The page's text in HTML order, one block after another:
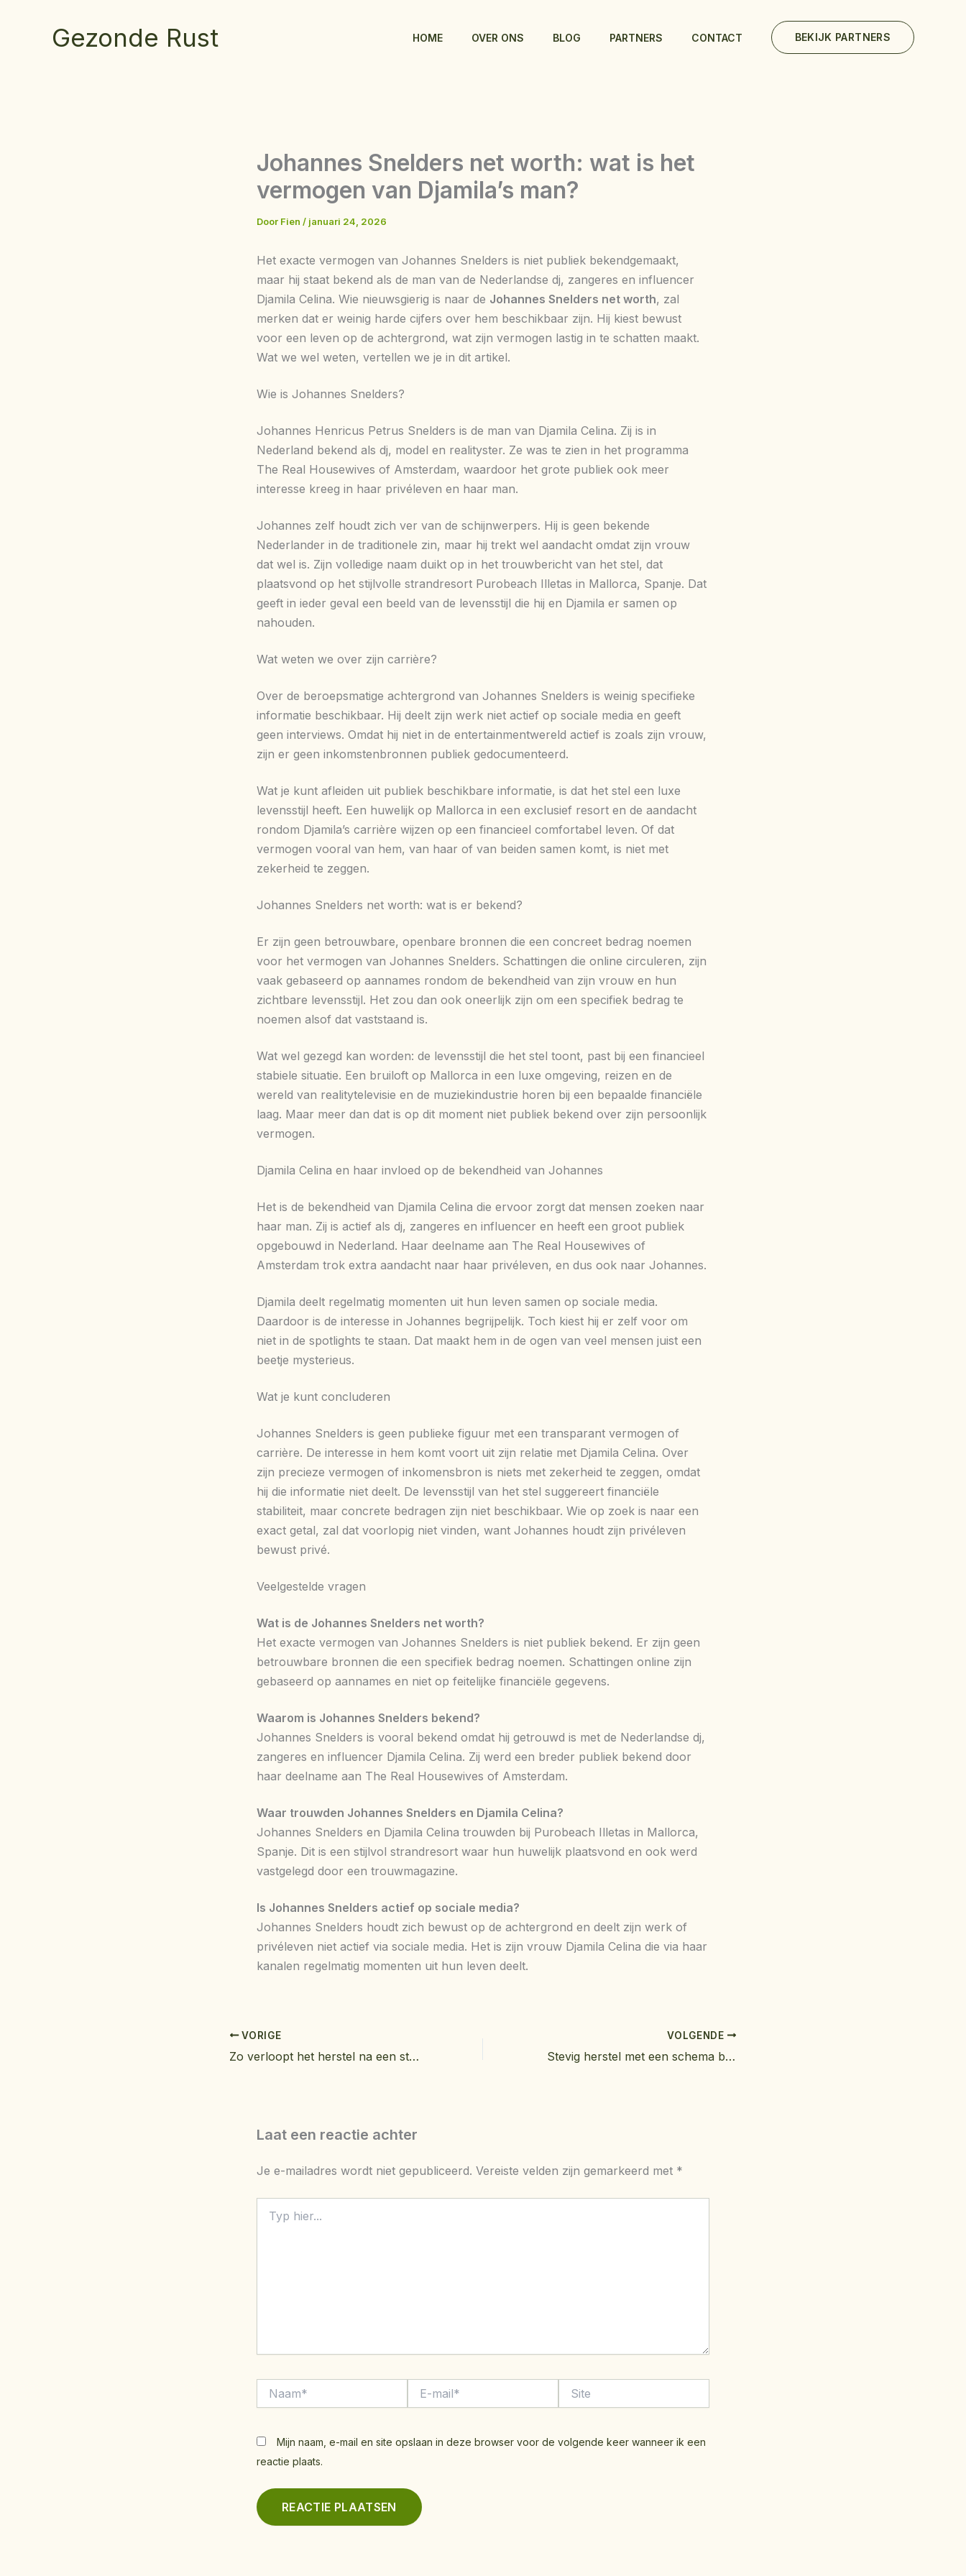
Gezonde Rust HOME OVER ONS BLOG PARTNERS CONTACT BEKIJK PARTNERS
Johannes Snelders net worth: wat is het
vermogen van Djamila’s man?
Door Fien / januari 24, 2026
Het exacte vermogen van Johannes Snelders is niet publiek bekendgemaakt,
maar hij staat bekend als de man van de Nederlandse dj, zangeres en influencer
Djamila Celina. Wie nieuwsgierig is naar de Johannes Snelders net worth, zal
merken dat er weinig harde cijfers over hem beschikbaar zijn. Hij kiest bewust
voor een leven op de achtergrond, wat zijn vermogen lastig in te schatten maakt.
Wat we wel weten, vertellen we je in dit artikel.
Wie is Johannes Snelders?
Johannes Henricus Petrus Snelders is de man van Djamila Celina. Zij is in
Nederland bekend als dj, model en realityster. Ze was te zien in het programma
The Real Housewives of Amsterdam, waardoor het grote publiek ook meer
interesse kreeg in haar privéleven en haar man.
Johannes zelf houdt zich ver van de schijnwerpers. Hij is geen bekende
Nederlander in de traditionele zin, maar hij trekt wel aandacht omdat zijn vrouw
dat wel is. Zijn volledige naam duikt op in het trouwbericht van het stel, dat
plaatsvond op het stijlvolle strandresort Purobeach Illetas in Mallorca, Spanje. Dat
geeft in ieder geval een beeld van de levensstijl die hij en Djamila er samen op
nahouden.
Wat weten we over zijn carrière?
Over de beroepsmatige achtergrond van Johannes Snelders is weinig specifieke
informatie beschikbaar. Hij deelt zijn werk niet actief op sociale media en geeft
geen interviews. Omdat hij niet in de entertainmentwereld actief is zoals zijn vrouw,
zijn er geen inkomstenbronnen publiek gedocumenteerd.
Wat je kunt afleiden uit publiek beschikbare informatie, is dat het stel een luxe
levensstijl heeft. Een huwelijk op Mallorca in een exclusief resort en de aandacht
rondom Djamila’s carrière wijzen op een financieel comfortabel leven. Of dat
vermogen vooral van hem, van haar of van beiden samen komt, is niet met
zekerheid te zeggen.
Johannes Snelders net worth: wat is er bekend?
Er zijn geen betrouwbare, openbare bronnen die een concreet bedrag noemen
voor het vermogen van Johannes Snelders. Schattingen die online circuleren, zijn
vaak gebaseerd op aannames rondom de bekendheid van zijn vrouw en hun
zichtbare levensstijl. Het zou dan ook oneerlijk zijn om een specifiek bedrag te
noemen alsof dat vaststaand is.
Wat wel gezegd kan worden: de levensstijl die het stel toont, past bij een financieel
stabiele situatie. Een bruiloft op Mallorca in een luxe omgeving, reizen en de
wereld van realitytelevisie en de muziekindustrie horen bij een bepaalde financiële
laag. Maar meer dan dat is op dit moment niet publiek bekend over zijn persoonlijk
vermogen.
Djamila Celina en haar invloed op de bekendheid van Johannes
Het is de bekendheid van Djamila Celina die ervoor zorgt dat mensen zoeken naar
haar man. Zij is actief als dj, zangeres en influencer en heeft een groot publiek
opgebouwd in Nederland. Haar deelname aan The Real Housewives of
Amsterdam trok extra aandacht naar haar privéleven, en dus ook naar Johannes.
Djamila deelt regelmatig momenten uit hun leven samen op sociale media.
Daardoor is de interesse in Johannes begrijpelijk. Toch kiest hij er zelf voor om
niet in de spotlights te staan. Dat maakt hem in de ogen van veel mensen juist een
beetje mysterieus.
Wat je kunt concluderen
Johannes Snelders is geen publieke figuur met een transparant vermogen of
carrière. De interesse in hem komt voort uit zijn relatie met Djamila Celina. Over
zijn precieze vermogen of inkomensbron is niets met zekerheid te zeggen, omdat
hij die informatie niet deelt. De levensstijl van het stel suggereert financiële
stabiliteit, maar concrete bedragen zijn niet beschikbaar. Wie op zoek is naar een
exact getal, zal dat voorlopig niet vinden, want Johannes houdt zijn privéleven
bewust privé.
Veelgestelde vragen
Wat is de Johannes Snelders net worth?
Het exacte vermogen van Johannes Snelders is niet publiek bekend. Er zijn geen
betrouwbare bronnen die een specifiek bedrag noemen. Schattingen online zijn
gebaseerd op aannames en niet op feitelijke financiële gegevens.
Waarom is Johannes Snelders bekend?
Johannes Snelders is vooral bekend omdat hij getrouwd is met de Nederlandse dj,
zangeres en influencer Djamila Celina. Zij werd een breder publiek bekend door
haar deelname aan The Real Housewives of Amsterdam.
Waar trouwden Johannes Snelders en Djamila Celina?
Johannes Snelders en Djamila Celina trouwden bij Purobeach Illetas in Mallorca,
Spanje. Dit is een stijlvol strandresort waar hun huwelijk plaatsvond en ook werd
vastgelegd door een trouwmagazine.
Is Johannes Snelders actief op sociale media?
Johannes Snelders houdt zich bewust op de achtergrond en deelt zijn werk of
privéleven niet actief via sociale media. Het is zijn vrouw Djamila Celina die via haar
kanalen regelmatig momenten uit hun leven deelt.
VORIGE
Zo verloopt het herstel na een staaroperatie
VOLGENDE
Stevig herstel met een schema bij burnout: zo vind je stap voor stap weer balans
Laat een reactie achter
Je e-mailadres wordt niet gepubliceerd. Vereiste velden zijn gemarkeerd met *
hier...
mail*
Mijn naam, e-mail en site opslaan in deze browser voor de volgende keer wanneer ik een
reactie plaats.